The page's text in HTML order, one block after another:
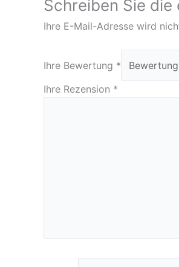
Schreiben Sie die
Ihre E-Mail-Adresse wird
Ihre Bewertung *
Ihre Rezension *